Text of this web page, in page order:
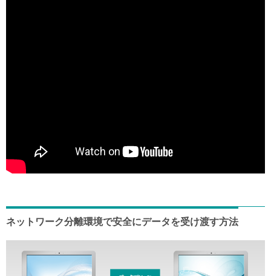
ネットワーク分離環境で安全にデータを受け渡す方法